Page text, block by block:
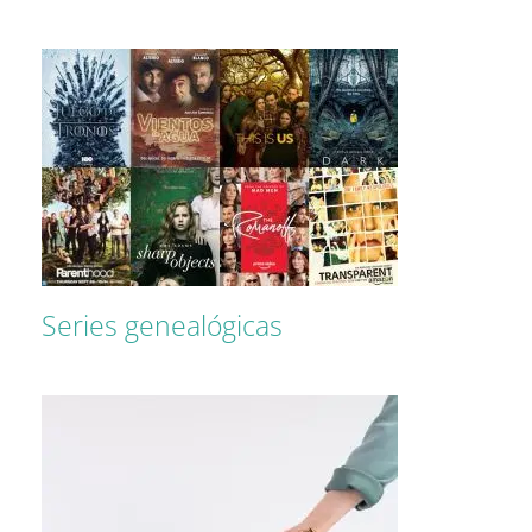
Series genealógicas